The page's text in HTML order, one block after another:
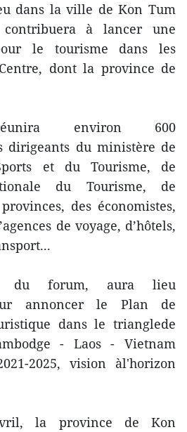
dans la ville de Kon Tum
contribuera à lancer une
le tourisme dans les
dont la province de
environ 600
dirigeants du ministère de
et du Tourisme, de
du Tourisme, de
des économistes,
de voyage, d’hôtels,
du forum, aura lieu
annoncer le Plan de
dans le trianglede
- Laos - Vietnam
2025, vision àl'horizon
la province de Kon